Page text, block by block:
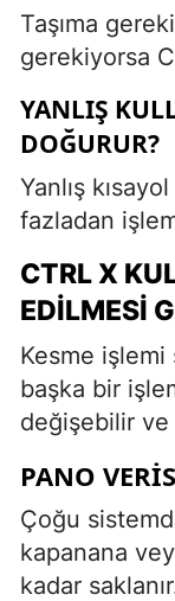
Taşıma
gerekiyorsa
YANLIŞ
DOĞURUR?
Yanlış
fazladan
CTRL X
EDILMESI
Kesme işlemi
başka bir
değişebilir
PANO
Çoğu
kapanana
kadar